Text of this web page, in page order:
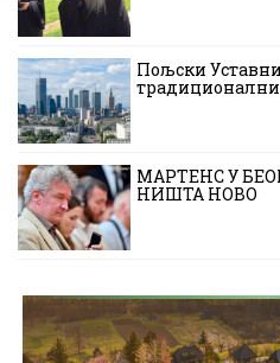
Пољски
МАРТЕНС У
НИШТА НОВО